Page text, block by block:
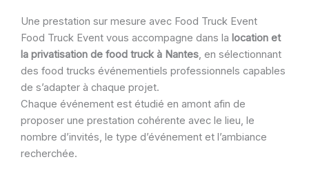
Une prestation sur mesure avec Food Truck Event
Food Truck Event vous accompagne dans la location et
la privatisation de food truck à Nantes, en sélectionnant
des food trucks événementiels professionnels capables
de s’adapter à chaque projet.
Chaque événement est étudié en amont afin de
proposer une prestation cohérente avec le lieu, le
nombre d’invités, le type d’événement et l’ambiance
recherchée.